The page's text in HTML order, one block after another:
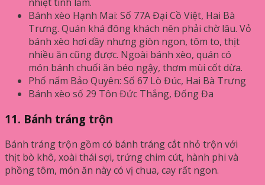
Bánh xèo Hạnh Mai: Số 77A Đại Cồ Việt, Hai Bà
Trưng. Quán khá đông khách nên phải chờ lâu. Vỏ
bánh xèo hơi dầy nhưng giòn ngon, tôm to, thịt
nhiều ăn cũng được. Ngoài bánh xèo, quán có
món bánh chuối ăn béo ngậy, thơm mùi cốt dừa.
Phố nấm Bảo Quyên: Số 67 Lò Đúc, Hai Bà Trưng
Bánh xèo số 29 Tôn Đức Thắng, Đống Đa
11. Bánh tráng trộn
Bánh tráng trộn gồm có bánh tráng cắt nhỏ trộn với
thịt bò khô, xoài thái sợi, trứng chim cút, hành phi và
phồng tôm, món ăn này có vị chua, cay rất ngon.